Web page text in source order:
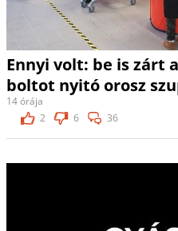
Ennyi volt: be is zárt
boltot nyitó orosz
14 órája
2
6 36